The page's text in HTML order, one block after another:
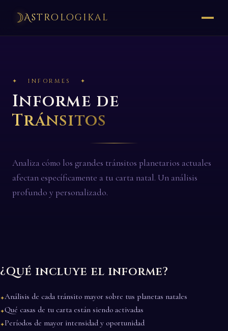
☽Astrologikal
✦ INFORMES ✦
Informe de
Tránsitos
Analiza cómo los grandes tránsitos planetarios actuales
afectan específicamente a tu carta natal. Un análisis
profundo y personalizado.
¿Qué incluye el informe?
✦Análisis de cada tránsito mayor sobre tus planetas natales
✦Qué casas de tu carta están siendo activadas
✦Períodos de mayor intensidad y oportunidad